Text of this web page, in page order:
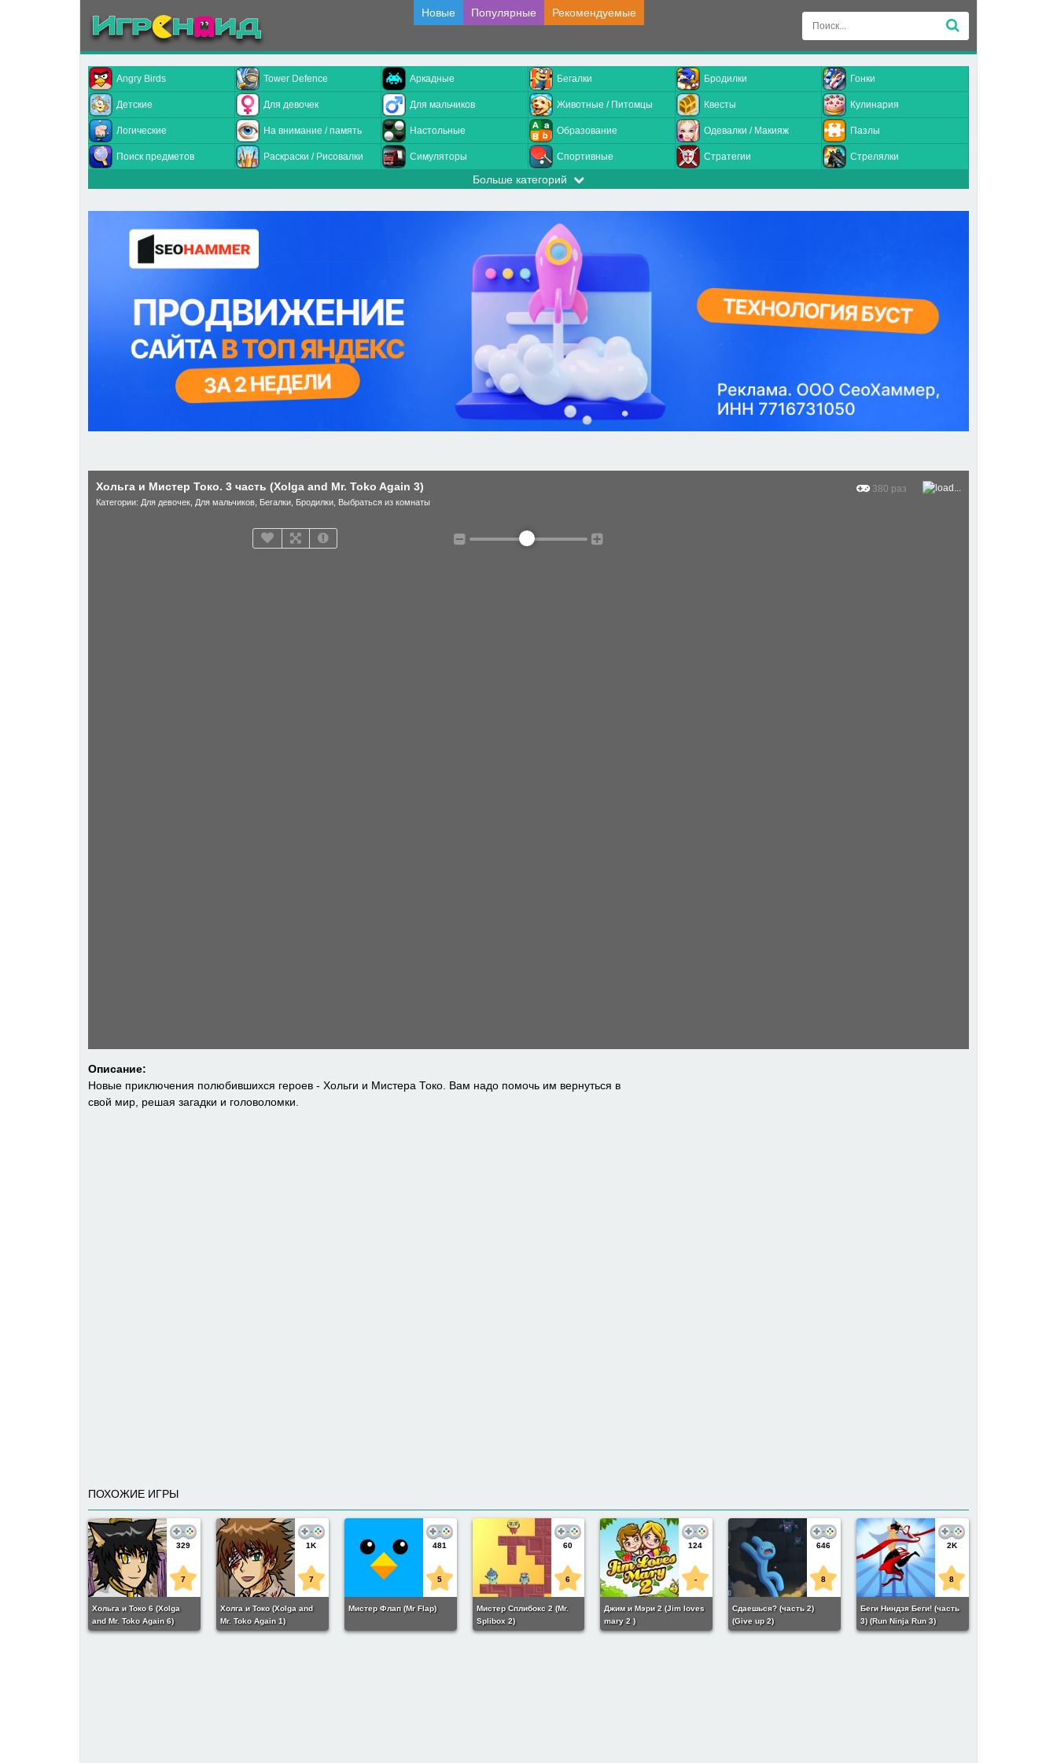
Новые Популярные Рекомендуемые
Angry Birds Tower Defence Аркадные Бегалки Бродилки Гонки
Детские Для девочек Для мальчиков Животные / Питомцы Квесты Кулинария
Логические На внимание / память Настольные Образование Одевалки / Макияж Пазлы
Поиск предметов Раскраски / Рисовалки Симуляторы Спортивные Стратегии Стрелялки
Больше категорий
Хольга и Мистер Токо. 3 часть (Xolga and Mr. Toko Again 3) 380 раз
Категории: Для девочек Для мальчиков Бегалки Бродилки Выбраться из комнаты
Описание:
Новые приключения полюбившихся героев - Хольги и Мистера Токо. Вам надо помочь им вернуться в
свой мир, решая загадки и головоломки.
ПОХОЖИЕ ИГРЫ
329
7
Хольга и Токо 6 (Xolga
and Mr. Toko Again 6)
1K
7
Холга и Токо (Xolga and
Mr. Toko Again 1)
481
5
Мистер Флап (Mr Flap)
60
6
Мистер Сплибокс 2 (Mr.
Splibox 2)
124
-
Джим и Мэри 2 (Jim loves
mary 2 )
646
8
Сдаешься? (часть 2)
(Give up 2)
2K
8
Беги Ниндзя Беги! (часть
3) (Run Ninja Run 3)